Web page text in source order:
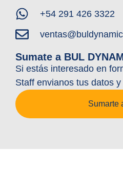
+54 291 426 3322
Sumate a BUL
Si estás interesado en
Staff envianos tus datos
Sumarte